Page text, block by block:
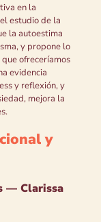
en la
estudio de la
la autoestima
y propone lo
ofreceríamos
evidencia
y reflexión, y
mejora la
y
— Clarissa